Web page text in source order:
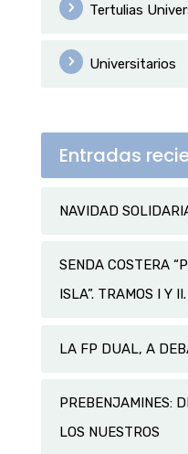
Tertulias
Universitarios
Entradas
NAVIDAD
SENDA COSTERA
ISLA”. TRAMOS I Y
LA FP DUAL, A
PREBENJAMINES:
LOS NUESTROS